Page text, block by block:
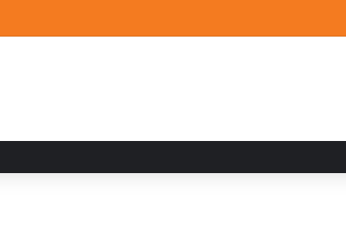
fortalece su acervo con nuevas obras de artistas